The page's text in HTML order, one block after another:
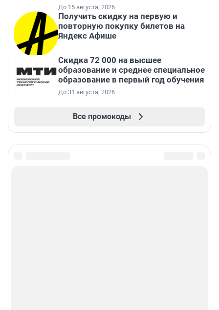
До 15 августа, 2026
Получить скидку на первую и
повторную покупку билетов на
Яндекс Афише
Скидка 72 000 на высшее
образование и среднее специальное
образование в первый год обучения
До 31 августа, 2026
Все промокоды